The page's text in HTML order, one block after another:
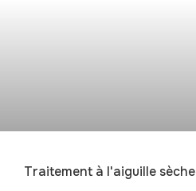
Traitement à l'aiguille sèche